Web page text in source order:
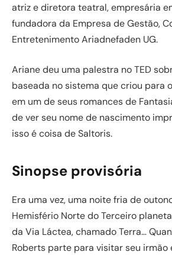
atriz e diretora teatral, empresária
fundadora da Empresa de Gestão,
Entretenimento Ariadnefaden UG.
Ariane deu uma palestra no TED
baseada no sistema que criou para
em um de seus romances de
de ver seu nome de nascimento
isso é coisa de Saltoris.
Sinopse provisória
Era uma vez, uma noite fria de
Hemisfério Norte do Terceiro
da Via Láctea, chamado Terra…
Roberts parte para visitar seu irmão